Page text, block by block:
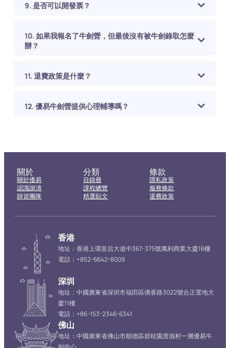
9. 是否可以開發票？
10. 如果我報名了牛劍營，但最後沒有被牛劍錄取怎麼
辦？
11. 退費政策是什麼？
12. 優易牛劍營提供心理輔導嗎？
關於
關於優易
認識謝濤
師資團隊
分類
目錄冊
課程總覽
精選貼文
條款
隱私政策
服務條款
退費政策
香港
地址：香港上環皇后大道中367-375號萬利商業大廈16樓
電話：+852-6642-8009
深圳
地址：中國廣東省深圳市福田區僑香路3022號合正置地大
廈11樓
電話：+86-153-2346-6341
佛山
地址：中國廣東省佛山市順德區碧桂園度假村一層優易牛